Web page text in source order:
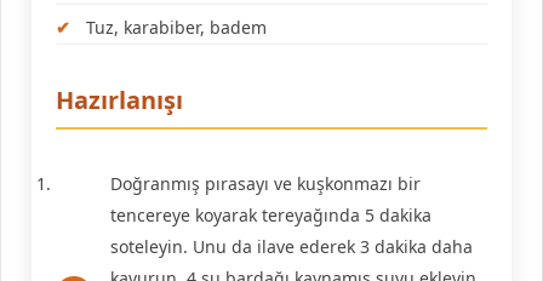
Tuz, karabiber, badem
Hazırlanışı
Doğranmış pırasayı ve kuşkonmazı bir
tencereye koyarak tereyağında 5 dakika
soteleyin. Unu da ilave ederek 3 dakika daha